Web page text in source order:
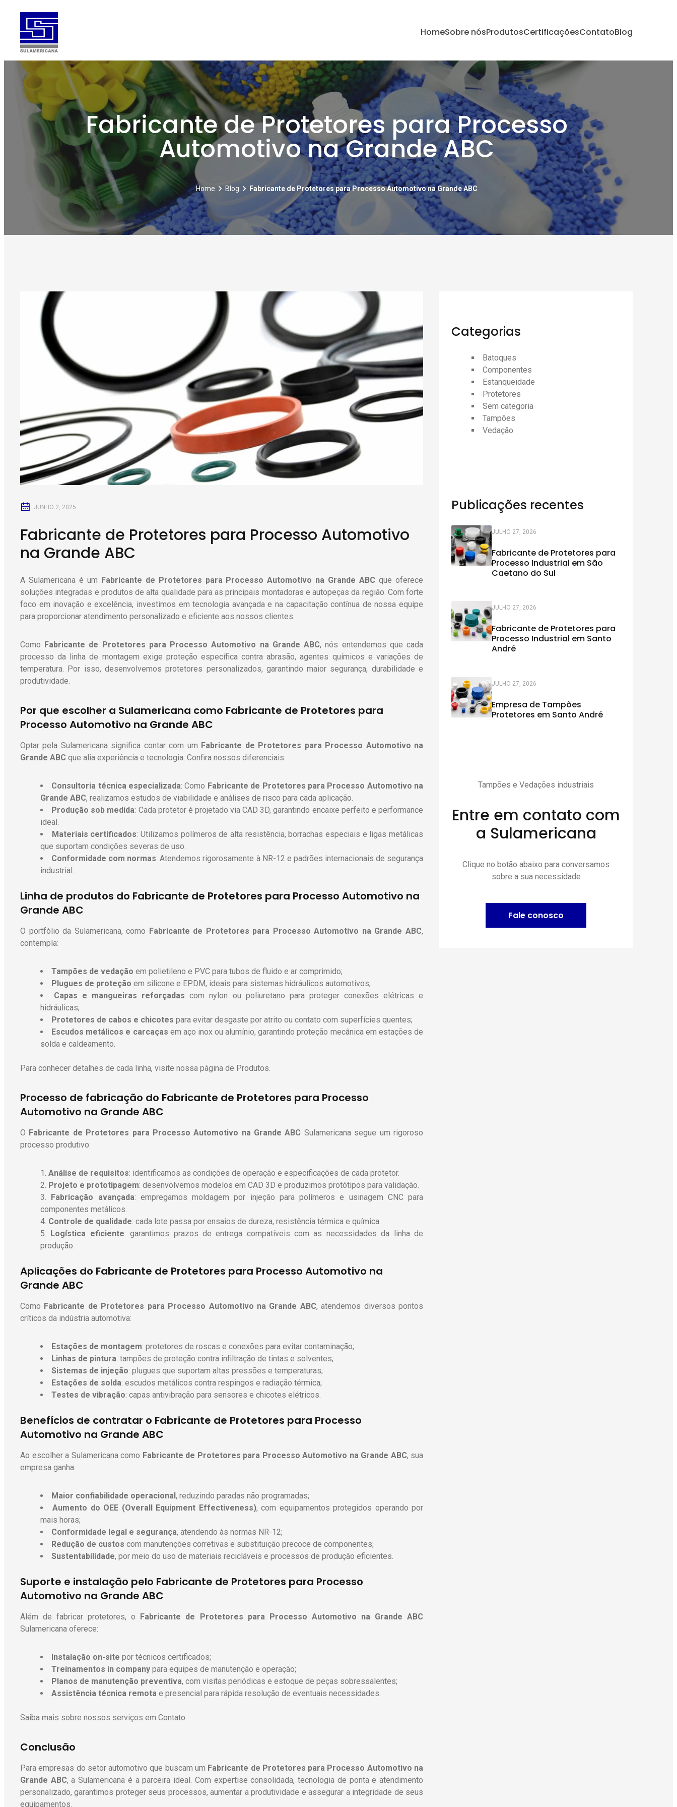
HomeSobre nósProdutosCertificaçõesContatoBlog
Fabricante de Protetores para Processo
Automotivo na Grande ABC
Home Blog Fabricante de Protetores para Processo Automotivo na Grande ABC
JUNHO 2, 2025
Fabricante de Protetores para Processo Automotivo
na Grande ABC
A Sulamericana é um Fabricante de Protetores para Processo Automotivo na Grande ABC que oferece
soluções integradas e produtos de alta qualidade para as principais montadoras e autopeças da região. Com forte
foco em inovação e excelência, investimos em tecnologia avançada e na capacitação contínua de nossa equipe
para proporcionar atendimento personalizado e eficiente aos nossos clientes.
Como Fabricante de Protetores para Processo Automotivo na Grande ABC, nós entendemos que cada
processo da linha de montagem exige proteção específica contra abrasão, agentes químicos e variações de
temperatura. Por isso, desenvolvemos protetores personalizados, garantindo maior segurança, durabilidade e
produtividade.
Por que escolher a Sulamericana como Fabricante de Protetores para
Processo Automotivo na Grande ABC
Optar pela Sulamericana significa contar com um Fabricante de Protetores para Processo Automotivo na
Grande ABC que alia experiência e tecnologia. Confira nossos diferenciais:
Consultoria técnica especializada: Como Fabricante de Protetores para Processo Automotivo na
Grande ABC, realizamos estudos de viabilidade e análises de risco para cada aplicação.
Produção sob medida: Cada protetor é projetado via CAD 3D, garantindo encaixe perfeito e performance
ideal.
Materiais certificados: Utilizamos polímeros de alta resistência, borrachas especiais e ligas metálicas
que suportam condições severas de uso.
Conformidade com normas: Atendemos rigorosamente à NR-12 e padrões internacionais de segurança
industrial.
Linha de produtos do Fabricante de Protetores para Processo Automotivo na
Grande ABC
O portfólio da Sulamericana, como Fabricante de Protetores para Processo Automotivo na Grande ABC,
contempla:
Tampões de vedação em polietileno e PVC para tubos de fluido e ar comprimido;
Plugues de proteção em silicone e EPDM, ideais para sistemas hidráulicos automotivos;
Capas e mangueiras reforçadas com nylon ou poliuretano para proteger conexões elétricas e
hidráulicas;
Protetores de cabos e chicotes para evitar desgaste por atrito ou contato com superfícies quentes;
Escudos metálicos e carcaças em aço inox ou alumínio, garantindo proteção mecânica em estações de
solda e caldeamento.
Para conhecer detalhes de cada linha, visite nossa página de Produtos.
Processo de fabricação do Fabricante de Protetores para Processo
Automotivo na Grande ABC
O Fabricante de Protetores para Processo Automotivo na Grande ABC Sulamericana segue um rigoroso
processo produtivo:
Análise de requisitos: identificamos as condições de operação e especificações de cada protetor.
Projeto e prototipagem: desenvolvemos modelos em CAD 3D e produzimos protótipos para validação.
Fabricação avançada: empregamos moldagem por injeção para polímeros e usinagem CNC para
componentes metálicos.
Controle de qualidade: cada lote passa por ensaios de dureza, resistência térmica e química.
Logística eficiente: garantimos prazos de entrega compatíveis com as necessidades da linha de
produção.
Aplicações do Fabricante de Protetores para Processo Automotivo na
Grande ABC
Como Fabricante de Protetores para Processo Automotivo na Grande ABC, atendemos diversos pontos
críticos da indústria automotiva:
Estações de montagem: protetores de roscas e conexões para evitar contaminação;
Linhas de pintura: tampões de proteção contra infiltração de tintas e solventes;
Sistemas de injeção: plugues que suportam altas pressões e temperaturas;
Estações de solda: escudos metálicos contra respingos e radiação térmica;
Testes de vibração: capas antivibração para sensores e chicotes elétricos.
Benefícios de contratar o Fabricante de Protetores para Processo
Automotivo na Grande ABC
Ao escolher a Sulamericana como Fabricante de Protetores para Processo Automotivo na Grande ABC, sua
empresa ganha:
Maior confiabilidade operacional , reduzindo paradas não programadas;
Aumento do OEE (Overall Equipment Effectiveness), com equipamentos protegidos operando por
mais horas;
Conformidade legal e segurança, atendendo às normas NR-12;
Redução de custos com manutenções corretivas e substituição precoce de componentes;
Sustentabilidade, por meio do uso de materiais recicláveis e processos de produção eficientes.
Suporte e instalação pelo Fabricante de Protetores para Processo
Automotivo na Grande ABC
Além de fabricar protetores, o Fabricante de Protetores para Processo Automotivo na Grande ABC
Sulamericana oferece:
Instalação on-site por técnicos certificados;
Treinamentos in company para equipes de manutenção e operação;
Planos de manutenção preventiva, com visitas periódicas e estoque de peças sobressalentes;
Assistência técnica remota e presencial para rápida resolução de eventuais necessidades.
Saiba mais sobre nossos serviços em Contato.
Conclusão
Para empresas do setor automotivo que buscam um Fabricante de Protetores para Processo Automotivo na
Grande ABC, a Sulamericana é a parceira ideal. Com expertise consolidada, tecnologia de ponta e atendimento
personalizado, garantimos proteger seus processos, aumentar a produtividade e assegurar a integridade de seus
equipamentos.
Categorias
Batoques
Componentes
Estanqueidade
Protetores
Sem categoria
Tampões
Vedação
Publicações recentes
JULHO 27, 2026
Fabricante de Protetores para
Processo Industrial em São
Caetano do Sul
JULHO 27, 2026
Fabricante de Protetores para
Processo Industrial em Santo
André
JULHO 27, 2026
Empresa de Tampões
Protetores em Santo André
Tampões e Vedações industriais
Entre em contato com
a Sulamericana
Clique no botão abaixo para conversamos
sobre a sua necessidade
Fale conosco